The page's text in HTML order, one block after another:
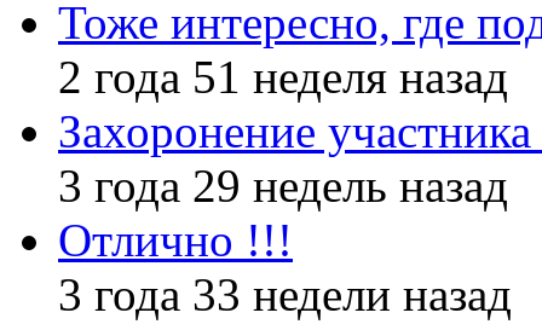
Тоже интересно, где
2 года 51 неделя назад
Захоронение
3 года 29 недель назад
Отлично !!!
3 года 33 недели назад